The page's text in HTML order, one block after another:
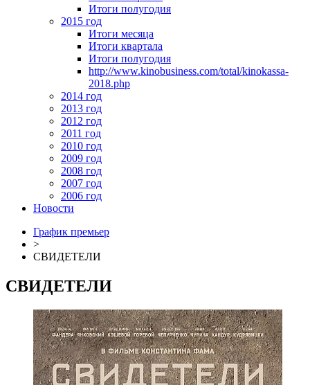
Итоги полугодия
2015 год
Итоги месяца
Итоги квартала
Итоги полугодия
http://www.kinobusiness.com/total/kinokassa-
2018.php
2014 год
2013 год
2012 год
2011 год
2010 год
2009 год
2008 год
2007 год
2006 год
Новости
График премьер
>
СВИДЕТЕЛИ
СВИДЕТЕЛИ